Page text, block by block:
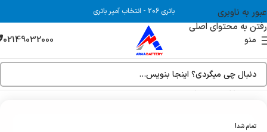
عبور به ناوبری
رفتن به محتوای اصلی
باتری 206 - انتخاب آمپر باتری
منو 02149032000
خانه فروشگاه باتری UPS
تمام شد!